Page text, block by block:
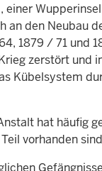
einer
an den Neubau
1879 / 71 und
zerstört und
Kübelsystem
hat häufig
vorhanden